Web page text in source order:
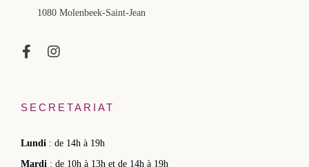
1080 Molenbeek-Saint-Jean
SECRETARIAT
Lundi: de 14h à 19h
Mardi: de 10h à 13h et de 14h à 19h